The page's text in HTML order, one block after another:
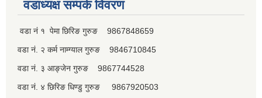
वडाध्यक्ष सम्पर्क विवरण
वडा नं १ पेमा छिरिङ गुरुङ 9867848659
वडा नं. २ कर्म नाम्ग्याल गुरुङ 9846710845
वडा नं. ३ आङ्जेन गुरुङ 9867744528
वडा नं. ४ छिरिङ धिण्डु गुरुङ 9867920503